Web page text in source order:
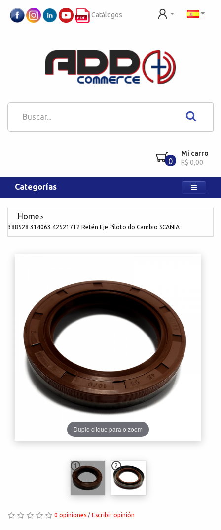
Catálogos
0
Mi carro
R$ 0,00
Categorías
388528 314063 42521712 Retén Eje Piloto do Cambio SCANIA
1 2
Duplo clique para o zoom
0 opiniones / Escribir opinión